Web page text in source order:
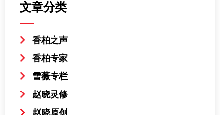
文章分类
香柏之声
香柏专家
雪薇专栏
赵晓灵修
赵晓原创